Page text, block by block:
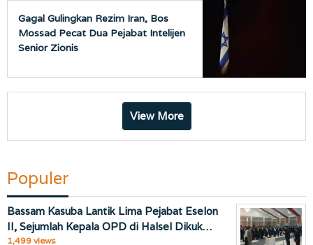
Gagal Gulingkan Rezim Iran, Bos
Mossad Pecat Dua Pejabat Intelijen
Senior Zionis
View More
Populer
Bassam Kasuba Lantik Lima Pejabat Eselon
II, Sejumlah Kepala OPD di Halsel Dikuk…
1,499 views